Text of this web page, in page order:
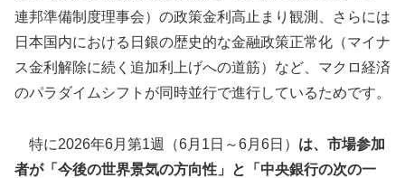
連邦準備制度理事会）の政策金利高止まり観測、さらには
日本国内における日銀の歴史的な金融政策正常化（マイナ
ス金利解除に続く追加利上げへの道筋）など、マクロ経済
のパラダイムシフトが同時並行で進行しているためです。
特に2026年6月第1週（6月1日～6月6日） は、市場参加
者が「今後の世界景気の方向性」と「中央銀行の次の一